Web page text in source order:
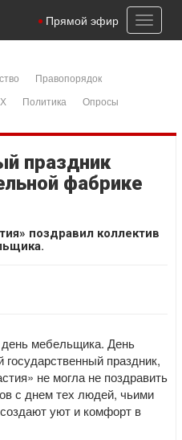
Toggle
Прямой эфир
Правопорядок
Политика
Опросы
праздник
фабрике
поздравил коллектив
день мебельщика. День
праздник,
не могла не поздравить
с днем тех людей, чьими
уют и комфорт в